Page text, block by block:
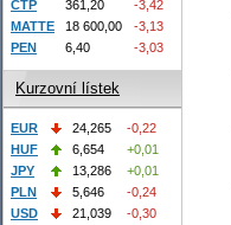
CTP
361,20
-3,42
MATTE
18 600,00
-3,13
PEN
6,40 -3,03
Kurzovní lístek
EUR 24,265
-0,22
HUF
6,654
+0,01
JPY
13,286
+0,01
PLN
5,646
-0,24
USD
21,039 -0,30